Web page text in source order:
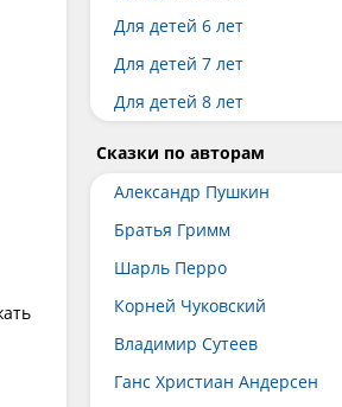
Для детей 6 лет
Для детей 7 лет
Для детей 8 лет
Сказки по авторам
Александр Пушкин
Братья Гримм
Шарль Перро
Корней Чуковский
Владимир Сутеев
Ганс Христиан Андерсен